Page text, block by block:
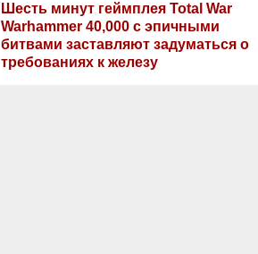
Шесть минут геймплея Total War
Warhammer 40,000 с эпичными
битвами заставляют задуматься о
требованиях к железу